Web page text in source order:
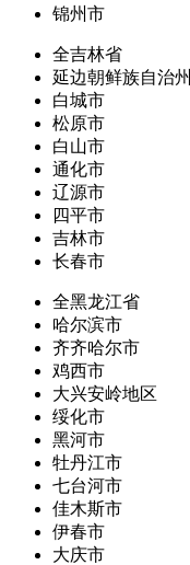
锦州市
全吉林省
延边朝鲜族自治州
白城市
松原市
白山市
通化市
辽源市
四平市
吉林市
长春市
全黑龙江省
哈尔滨市
齐齐哈尔市
鸡西市
大兴安岭地区
绥化市
黑河市
牡丹江市
七台河市
佳木斯市
伊春市
大庆市